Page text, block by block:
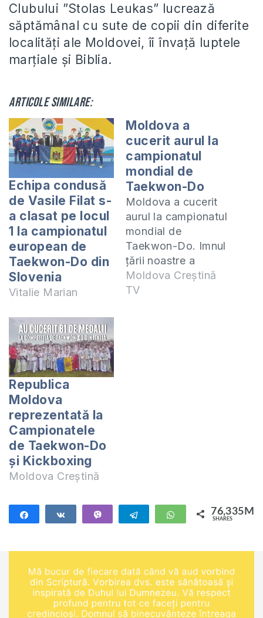
Clubului ”Stolas Leukas” lucrează
săptămânal cu sute de copii din diferite
localități ale Moldovei, îi învață luptele
marțiale și Biblia.
Articole similare:
Echipa condusă
de Vasile Filat s-
a clasat pe locul
1 la campionatul
european de
Taekwon-Do din
Slovenia
Vitalie Marian
Moldova a
cucerit aurul la
campionatul
mondial de
Taekwon-Do
Moldova a cucerit
aurul la campionatul
mondial de
Taekwon-Do. Imnul
țării noastre a
răsunat în întreaga
audiență pe data de
Moldova Creștină
TV
Republica
Moldova
reprezentată la
Campionatele
de Taekwon-Do
și Kickboxing
Moldova Creștină
Share Share Telegram WhatsApp76,335M
SHARES